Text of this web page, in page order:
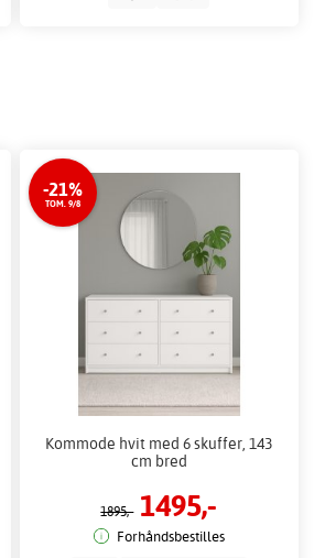
-21%
TOM. 9/8
Kommode hvit med 6 skuffer, 143
cm bred
1895,- 1495,-
Forhåndsbestilles